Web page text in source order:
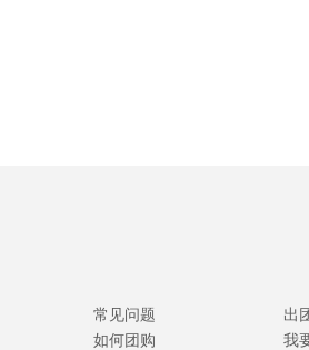
常见问题
如何团购
出
我